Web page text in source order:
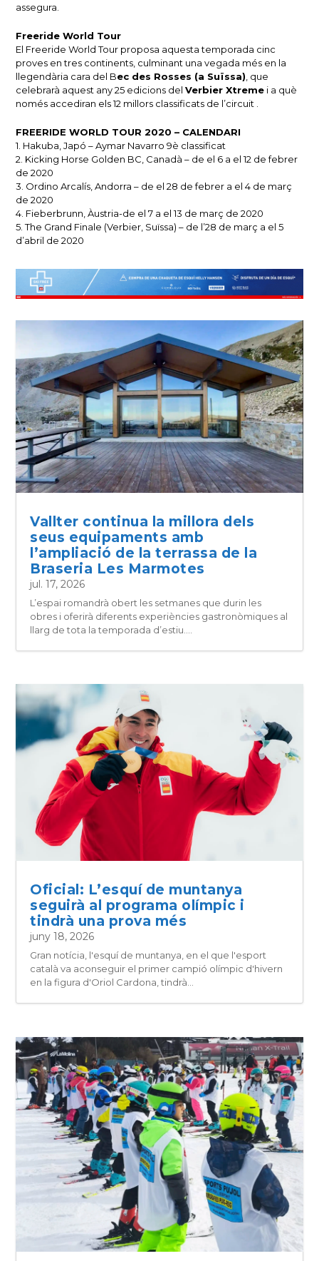
assegura.
Freeride World Tour
El Freeride World Tour proposa aquesta temporada cinc
proves en tres continents, culminant una vegada més en la
llegendària cara del Bec des Rosses (a Suïssa) , que
celebrarà aquest any 25 edicions delVerbier Xtreme i a què
només accediran els 12 millors classificats de l’circuit .
FREERIDE WORLD TOUR 2020 – CALENDARI
1. Hakuba, Japó – Aymar Navarro 9è classificat
2. Kicking Horse Golden BC, Canadà – de el 6 a el 12 de febrer
de 2020
3. Ordino Arcalís, Andorra – de el 28 de febrer a el 4 de març
de 2020
4. Fieberbrunn, Àustria-de el 7 a el 13 de març de 2020
5. The Grand Finale (Verbier, Suïssa) – de l’28 de març a el 5
d’abril de 2020
Vallter continua la millora dels
seus equipaments amb
l’ampliació de la terrassa de la
Braseria Les Marmotes
jul. 17, 2026
L’espai romandrà obert les setmanes que durin les
obres i oferirà diferents experiències gastronòmiques al
llarg de tota la temporada d’estiu....
Oficial: L’esquí de muntanya
seguirà al programa olímpic i
tindrà una prova més
juny 18, 2026
Gran notícia, l'esquí de muntanya, en el que l'esport
català va aconseguir el primer campió olímpic d'hivern
en la figura d'Oriol Cardona, tindrà...